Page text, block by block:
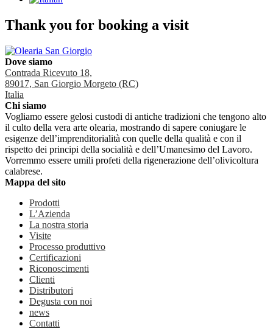
Thank you for booking a visit
Dove siamo
Contrada Ricevuto 18,
89017, San Giorgio Morgeto (RC)
Italia
Chi siamo
Vogliamo essere gelosi custodi di antiche tradizioni che tengono alto
il culto della vera arte olearia, mostrando di sapere coniugare le
esigenze dell’imprenditorialità con quelle della qualità e con il
rispetto dei principi della socialità e dell’Umanesimo del Lavoro.
Vorremmo essere umili profeti della rigenerazione dell’olivicoltura
calabrese.
Mappa del sito
Prodotti
L’Azienda
La nostra storia
Visite
Processo produttivo
Certificazioni
Riconoscimenti
Clienti
Distributori
Degusta con noi
news
Contatti